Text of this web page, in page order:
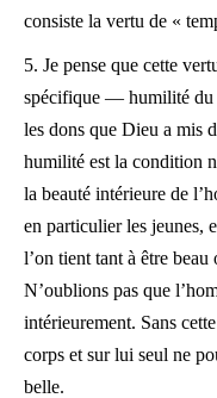
consiste la vertu de «
5. Je pense que cette
spécifique — humilité
les dons que Dieu a mis
humilité est la condition
la beauté intérieure de
en particulier les jeunes,
l’on tient tant à être
N’oublions pas que
intérieurement. Sans
corps et sur lui seul ne
belle.